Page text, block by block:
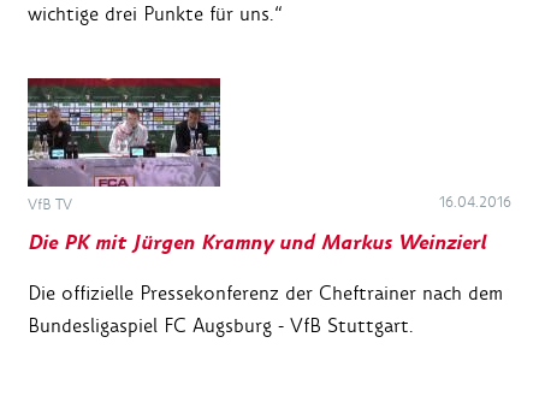
wichtige drei Punkte für uns.“
VfB TV 16.04.2016
Die PK mit Jürgen Kramny und Markus Weinzierl
Die offizielle Pressekonferenz der Cheftrainer nach dem
Bundesligaspiel FC Augsburg - VfB Stuttgart.